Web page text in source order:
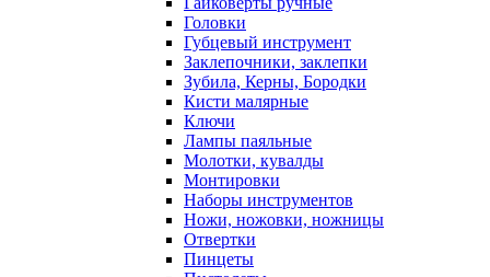
Головки
Губцевый инструмент
Заклепочники, заклепки
Зубила, Керны, Бородки
Кисти малярные
Ключи
Лампы паяльные
Молотки, кувалды
Монтировки
Наборы инструментов
Ножи, ножовки, ножницы
Отвертки
Пинцеты